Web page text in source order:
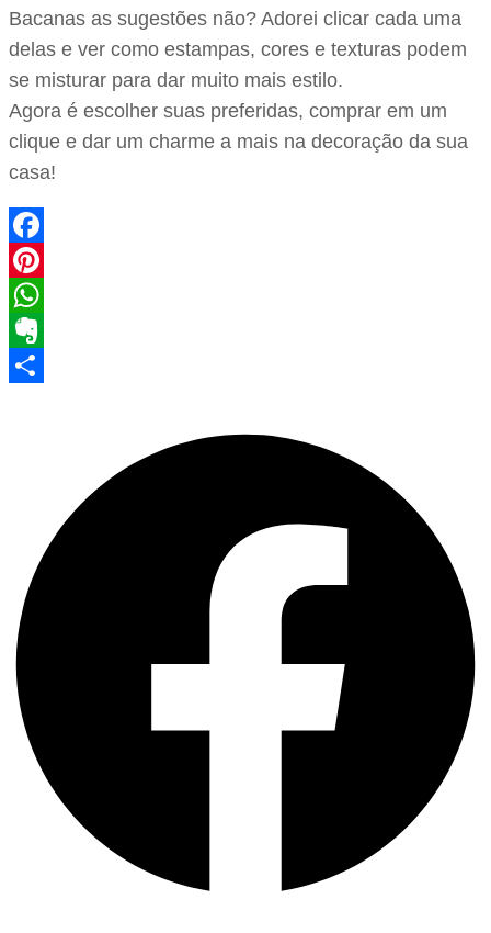
Bacanas as sugestões não? Adorei clicar cada uma
delas e ver como estampas, cores e texturas podem
se misturar para dar muito mais estilo.
Agora é escolher suas preferidas, comprar em um
clique e dar um charme a mais na decoração da sua
casa!
Facebook
Pinterest
WhatsApp
Evernote